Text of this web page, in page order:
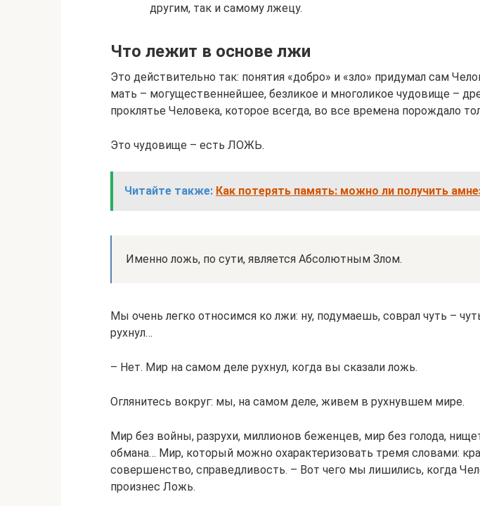
другим, так и самому лжецу.
Что лежит в основе лжи
Это действительно так: понятия «добро» и «зло» придумал сам
мать – могущественнейшее, безликое и многоликое чудовище –
проклятье Человека, которое всегда, во все времена порождало
Это чудовище – есть ЛОЖЬ.
Читайте также: Как потерять память: можно ли получить
Именно ложь, по сути, является Абсолютным Злом.
Мы очень легко относимся ко лжи: ну, подумаешь, соврал чуть –
рухнул…
– Нет. Мир на самом деле рухнул, когда вы сказали ложь.
Оглянитесь вокруг: мы, на самом деле, живем в рухнувшем мире.
Мир без войны, разрухи, миллионов беженцев, мир без голода,
обмана… Мир, который можно охарактеризовать тремя словами:
совершенство, справедливость. – Вот чего мы лишились, когда
произнес Ложь.